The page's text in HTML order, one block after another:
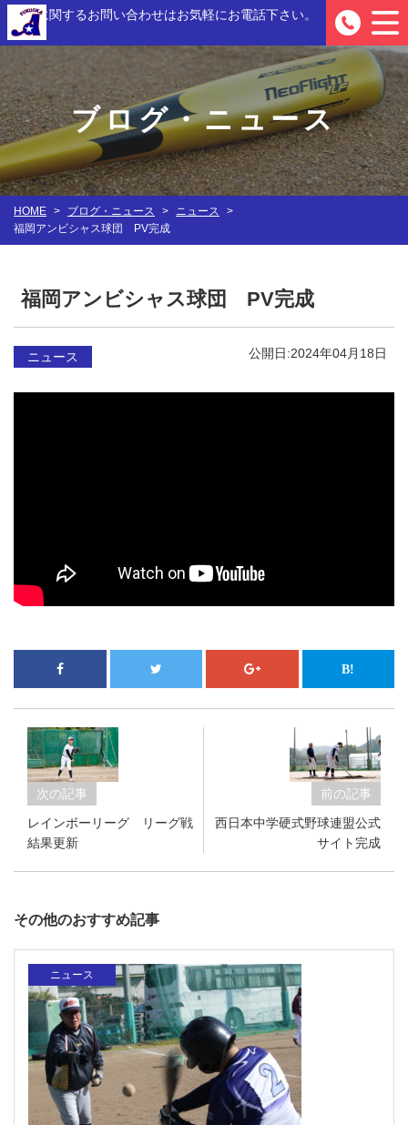
入部に関するお問い合わせはお気軽にお電話下さい。
ブログ・ニュース
HOME > ブログ・ニュース > ニュース
>
福岡アンビシャス球団 PV完成
福岡アンビシャス球団 PV完成
ニュース 公開日:2024年04月18日
次の記事
レインボーリーグ リーグ戦
結果更新
前の記事
西日本中学硬式野球連盟公式
サイト完成
その他のおすすめ記事
ニュース